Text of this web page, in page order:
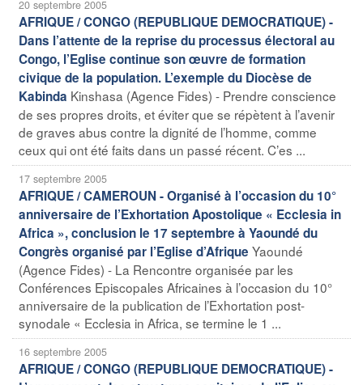
20 septembre 2005
AFRIQUE / CONGO (REPUBLIQUE DEMOCRATIQUE) -
Dans l’attente de la reprise du processus électoral au
Congo, l’Eglise continue son œuvre de formation
civique de la population. L’exemple du Diocèse de
Kabinda Kinshasa (Agence Fides) - Prendre conscience
de ses propres droits, et éviter que se répètent à l’avenir
de graves abus contre la dignité de l’homme, comme
ceux qui ont été faits dans un passé récent. C’es ...
17 septembre 2005
AFRIQUE / CAMEROUN - Organisé à l’occasion du 10°
anniversaire de l’Exhortation Apostolique « Ecclesia in
Africa », conclusion le 17 septembre à Yaoundé du
Congrès organisé par l’Eglise d’Afrique Yaoundé
(Agence Fides) - La Rencontre organisée par les
Conférences Episcopales Africaines à l’occasion du 10°
anniversaire de la publication de l’Exhortation post-
synodale « Ecclesia in Africa, se termine le 1 ...
16 septembre 2005
AFRIQUE / CONGO (REPUBLIQUE DEMOCRATIQUE) -